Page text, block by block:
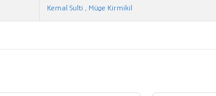
Kemal Sulti Müge Kirmikil